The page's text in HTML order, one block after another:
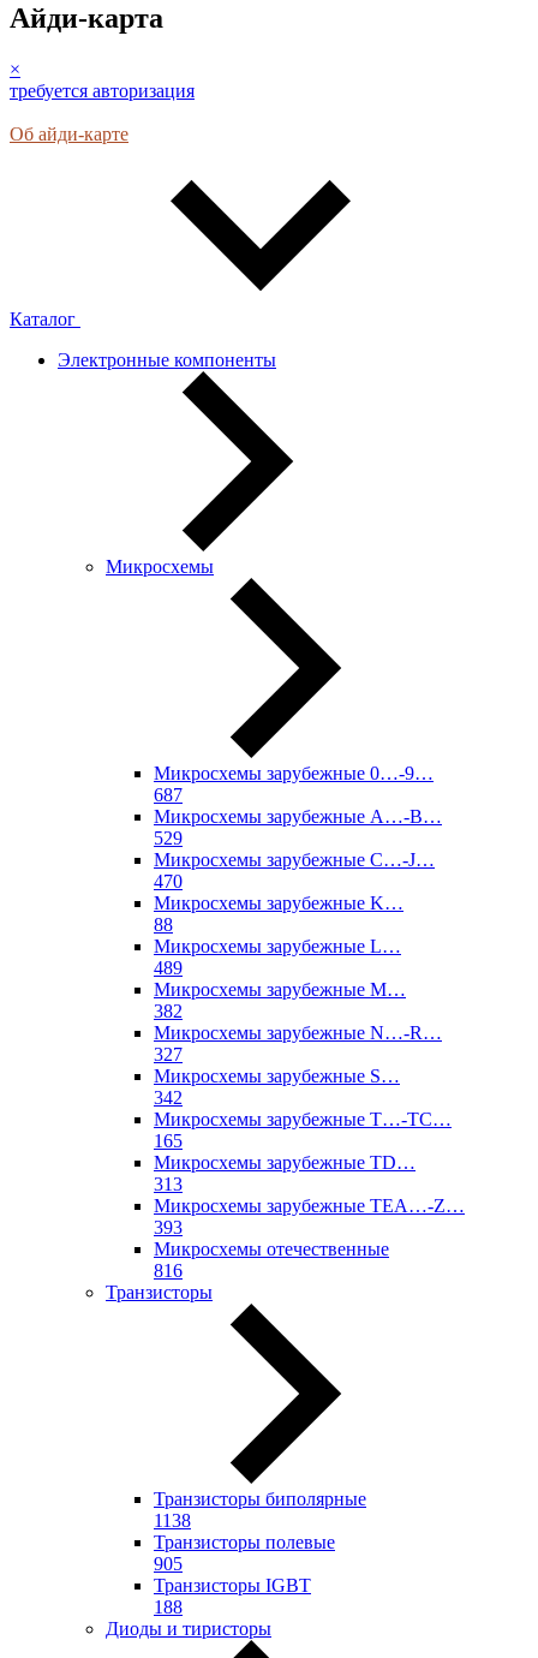
Айди-карта
×
требуется авторизация
Об айди-карте
Каталог
Электронные компоненты
Микросхемы
Микросхемы зарубежные 0…-9…
687
Микросхемы зарубежные A…-B…
529
Микросхемы зарубежные C…-J…
470
Микросхемы зарубежные K…
88
Микросхемы зарубежные L…
489
Микросхемы зарубежные M…
382
Микросхемы зарубежные N…-R…
327
Микросхемы зарубежные S…
342
Микросхемы зарубежные T…-TC…
165
Микросхемы зарубежные TD…
313
Микросхемы зарубежные TEA…-Z…
393
Микросхемы отечественные
816
Транзисторы
Транзисторы биполярные
1138
Транзисторы полевые
905
Транзисторы IGBT
188
Диоды и тиристоры